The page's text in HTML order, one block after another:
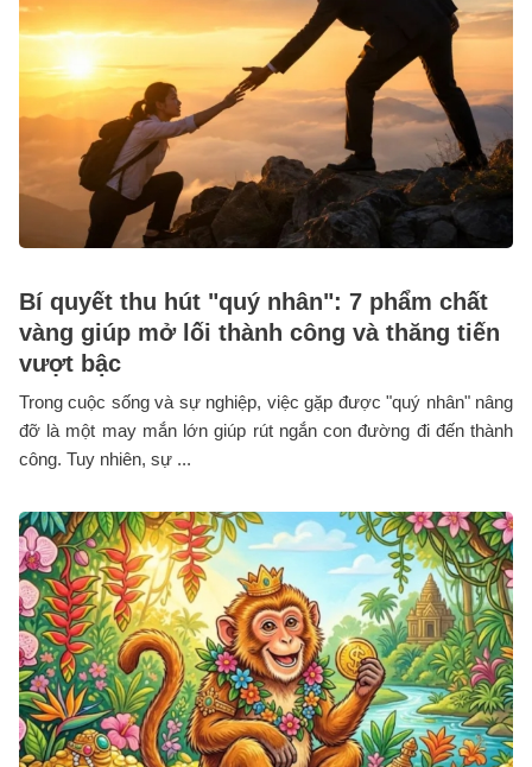
Bí quyết thu hút "quý nhân": 7 phẩm chất
vàng giúp mở lối thành công và thăng tiến
vượt bậc
Trong cuộc sống và sự nghiệp, việc gặp được "quý nhân" nâng
đỡ là một may mắn lớn giúp rút ngắn con đường đi đến thành
công. Tuy nhiên, sự ...